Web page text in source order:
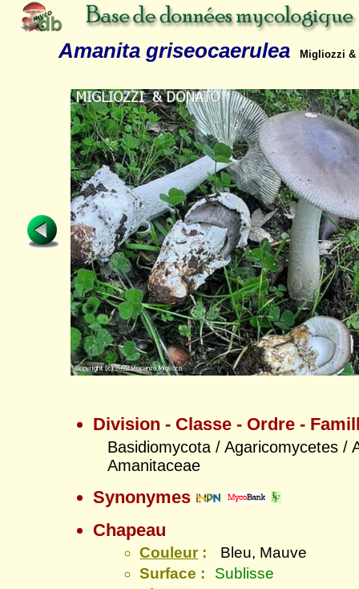
Amanita griseocaerulea Migliozzi &
Division - Classe - Ordre -
Basidiomycota / Agaricomycetes /
Amanitaceae
Synonymes
Chapeau
Couleur:
Bleu, Mauve
Surface :
Sublisse